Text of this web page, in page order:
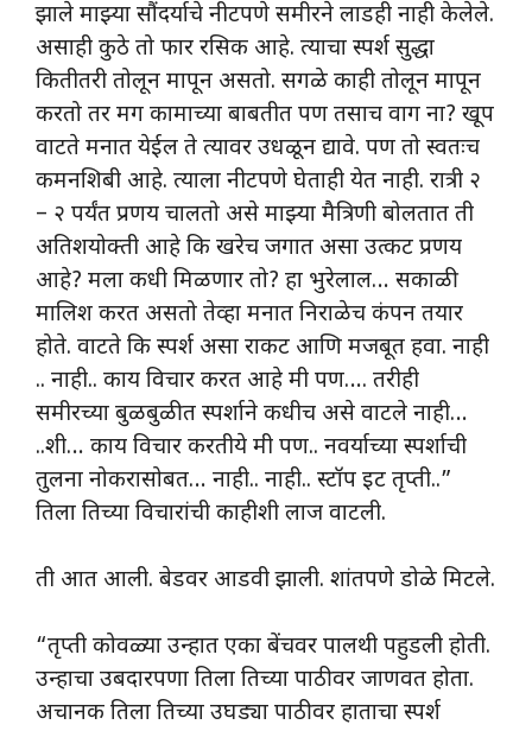
झाले माझ्या सौंदर्याचे नीटपणे समीरने लाडही नाही केलेले.
असाही कुठे तो फार रसिक आहे. त्याचा स्पर्श सुद्धा
कितीतरी तोलून मापून असतो. सगळे काही तोलून मापून
करतो तर मग कामाच्या बाबतीत पण तसाच वाग ना? खूप
वाटते मनात येईल ते त्यावर उधळून द्यावे. पण तो स्वतःच
कमनशिबी आहे. त्याला नीटपणे घेताही येत नाही. रात्री २
– २ पर्यंत प्रणय चालतो असे माझ्या मैत्रिणी बोलतात ती
अतिशयोक्ती आहे कि खरेच जगात असा उत्कट प्रणय
आहे? मला कधी मिळणार तो? हा भुरेलाल… सकाळी
मालिश करत असतो तेव्हा मनात निराळेच कंपन तयार
होते. वाटते कि स्पर्श असा राकट आणि मजबूत हवा. नाही
.. नाही.. काय विचार करत आहे मी पण…. तरीही
समीरच्या बुळबुळीत स्पर्शाने कधीच असे वाटले नाही…
..शी… काय विचार करतीये मी पण.. नवर्याच्या स्पर्शाची
तुलना नोकरासोबत… नाही.. नाही.. स्टॉप इट तृप्ती..”
तिला तिच्या विचारांची काहीशी लाज वाटली.
ती आत आली. बेडवर आडवी झाली. शांतपणे डोळे मिटले.
“तृप्ती कोवळ्या उन्हात एका बेंचवर पालथी पहुडली होती.
उन्हाचा उबदारपणा तिला तिच्या पाठीवर जाणवत होता.
अचानक तिला तिच्या उघड्या पाठीवर हाताचा स्पर्श